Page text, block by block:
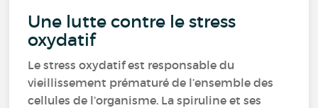
Une lutte contre le stress
oxydatif
Le stress oxydatif est responsable du
vieillissement prématuré de l’ensemble des
cellules de l’organisme. La spiruline et ses